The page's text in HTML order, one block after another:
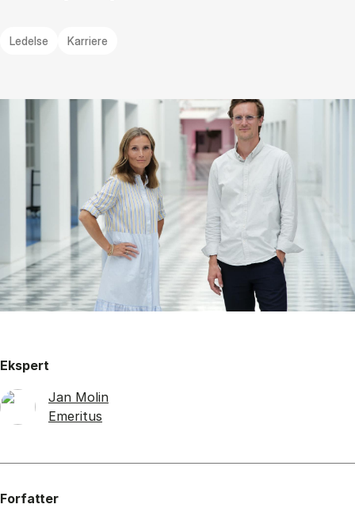
Ledelse Karriere
Ekspert
Jan Molin
Emeritus
Forfatter